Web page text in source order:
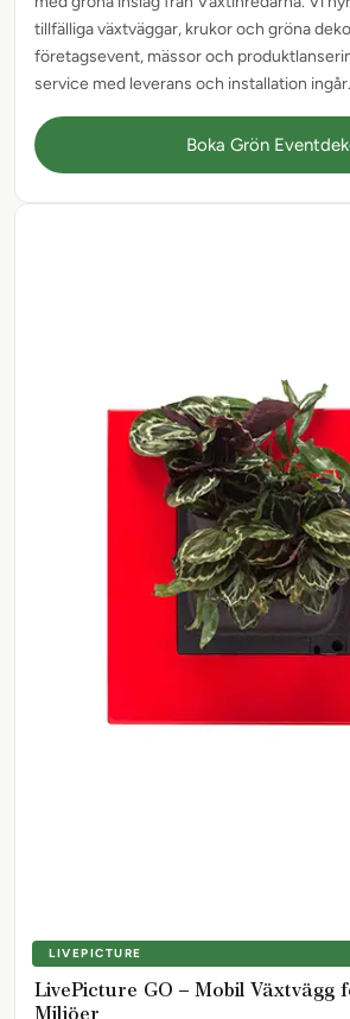
tillfälliga växtväggar, krukor och gröna
företagsevent, mässor och
service med leverans och installation ingår.
Boka Grön
LIVEPICTURE
LivePicture GO – Mobil Växtvägg
Miljöer